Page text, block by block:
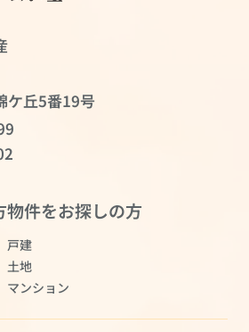
ケ丘5番19号
物件をお探しの方
戸建
土地
マンション